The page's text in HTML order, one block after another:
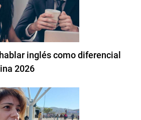
inglés como diferencial
2026